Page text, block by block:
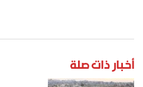
أخبار ذات صلة